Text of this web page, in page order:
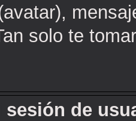
solo te
sesión de